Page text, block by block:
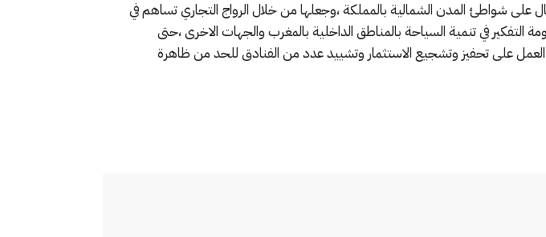
على شواطئ المدن الشمالية بالمملكة ،وجعلها من خلال الرواج التجاري تساهم في
التفكير في تنمية السياحة بالمناطق الداخلية بالمغرب والجهات الاخرى ،حتى
على تحفيز وتشجيع الاستثمار وتشييد عدد من الفنادق للحد من ظاهرة